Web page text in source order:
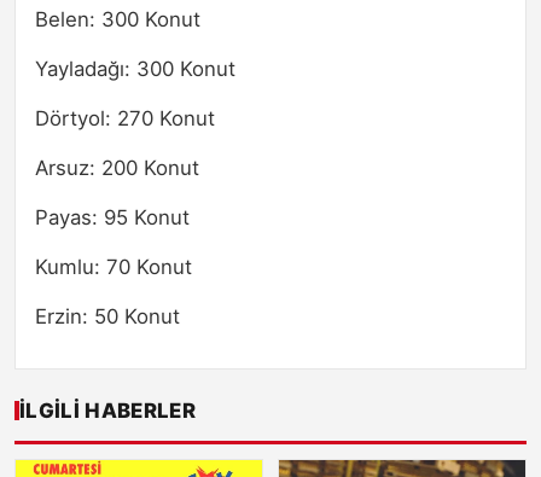
Belen: 300 Konut
Yayladağı: 300 Konut
Dörtyol: 270 Konut
Arsuz: 200 Konut
Payas: 95 Konut
Kumlu: 70 Konut
Erzin: 50 Konut
İLGILI HABERLER